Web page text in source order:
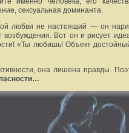
сексуальная доминанта.
любви не настоящий — он
возбуждения. Вот он и рисует
«Ты любишь! Объект
она лишена правды.